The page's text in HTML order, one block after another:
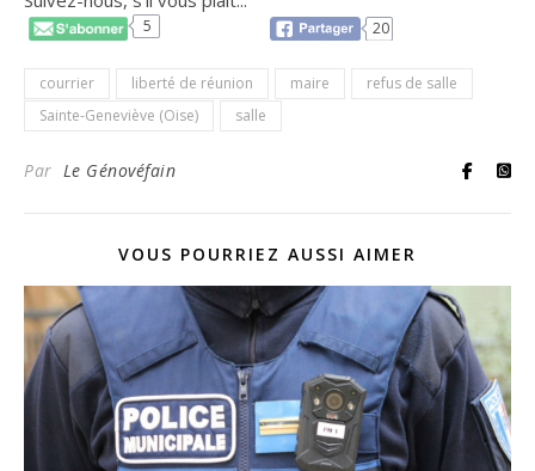
5 20
courrier liberté de réunion maire
refus de salle
Sainte-Geneviève (Oise)
salle
Par Le Génovéfain
VOUS POURRIEZ AUSSI AIMER